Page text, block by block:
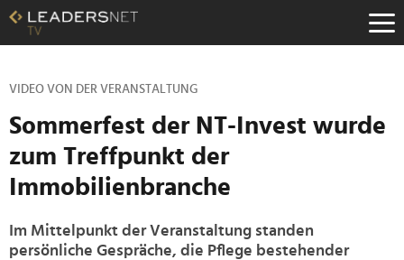
Zum
Inhalt
Zur
Navigation
Hauptnavigation
VIDEO VON DER VERANSTALTUNG
Sommerfest der NT-Invest wurde
zum Treffpunkt der
Immobilienbranche
Im Mittelpunkt der Veranstaltung standen
persönliche Gespräche, die Pflege bestehender